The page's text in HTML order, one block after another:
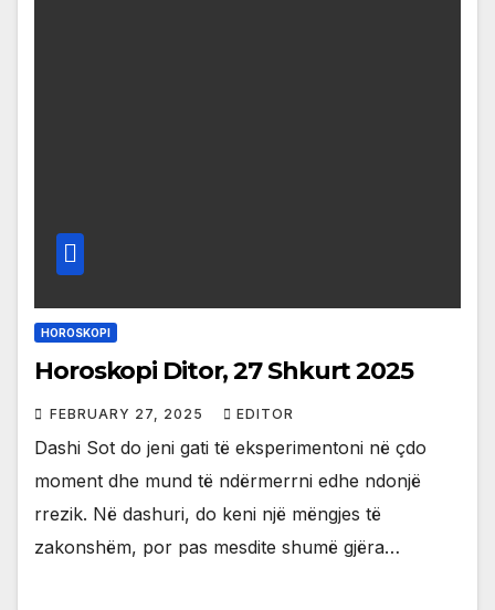
HOROSKOPI
Horoskopi Ditor, 27 Shkurt 2025
FEBRUARY 27, 2025 EDITOR
Dashi Sot do jeni gati të eksperimentoni në çdo
moment dhe mund të ndërmerrni edhe ndonjë
rrezik. Në dashuri, do keni një mëngjes të
zakonshëm, por pas mesdite shumë gjëra…